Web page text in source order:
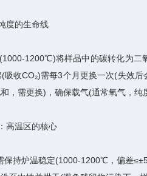
度的生命线
1200℃)将样品中的碳转化为二
收CO₂)需每3个月更换一次(失效后
，需更换)，确保载气(通常氧气，
温区的核心
炉温稳定(1000-1200℃，偏差